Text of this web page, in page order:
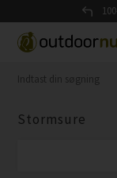
Stormsure